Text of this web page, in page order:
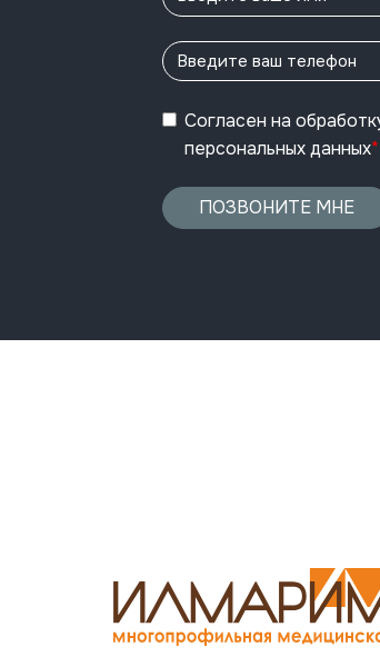
Согласен на
персональных данных*
ПОЗВОНИТЕ МНЕ